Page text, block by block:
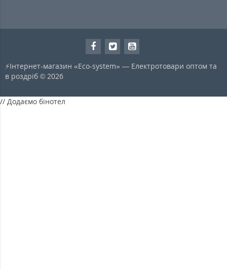
⚡Інтернет-магазин «Eco-system» — Електротовари оптом та
в роздріб © 2026
// Додаємо бінотел